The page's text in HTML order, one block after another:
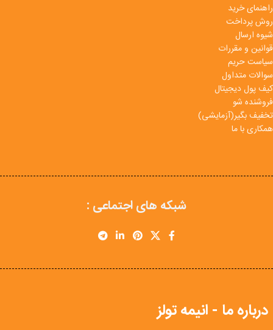
راهنمای خرید
روش پرداخت
شیوه ارسال
قوانین و مقررات
سیاست حریم
سوالات متداول
کیف پول دیجیتال
فروشنده شو
تخفیف بگیر(آزمایشی)
همکاری با ما
شبکه های اجتماعی :
درباره ما - انیمه تولز